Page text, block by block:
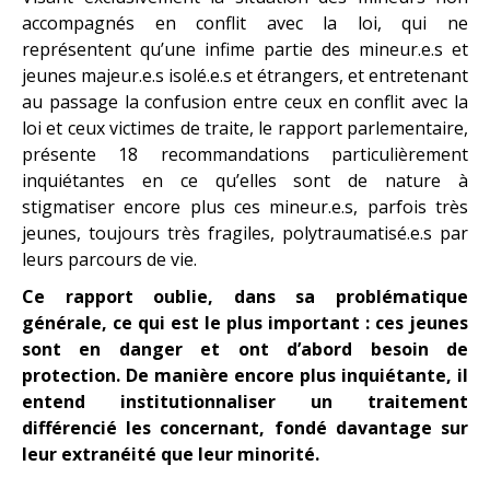
accompagnés en conflit avec la loi, qui ne
représentent qu’une infime partie des mineur.e.s et
jeunes majeur.e.s isolé.e.s et étrangers, et entretenant
au passage la confusion entre ceux en conflit avec la
loi et ceux victimes de traite, le rapport parlementaire,
présente 18 recommandations particulièrement
inquiétantes en ce qu’elles sont de nature à
stigmatiser encore plus ces mineur.e.s, parfois très
jeunes, toujours très fragiles, polytraumatisé.e.s par
leurs parcours de vie.
Ce rapport oublie, dans sa problématique
générale, ce qui est le plus important : ces jeunes
sont en danger et ont d’abord besoin de
protection. De manière encore plus inquiétante, il
entend institutionnaliser un traitement
différencié les concernant, fondé davantage sur
leur extranéité que leur minorité.